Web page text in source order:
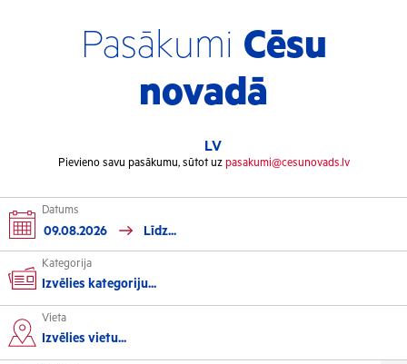
Pasākumi Cēsu
novadā
LV
Pievieno savu pasākumu, sūtot uz pasakumi@cesunovads.lv
Datums
Kategorija
Izvēlies kategoriju...
Kultūra
Vieta
Izvēlies vietu...